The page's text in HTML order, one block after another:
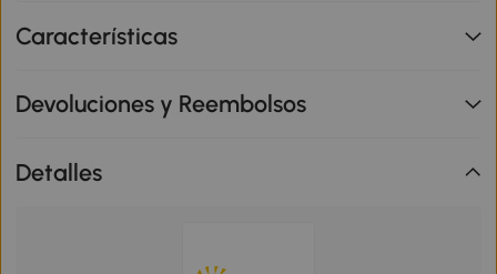
Características
Devoluciones y Reembolsos
Detalles